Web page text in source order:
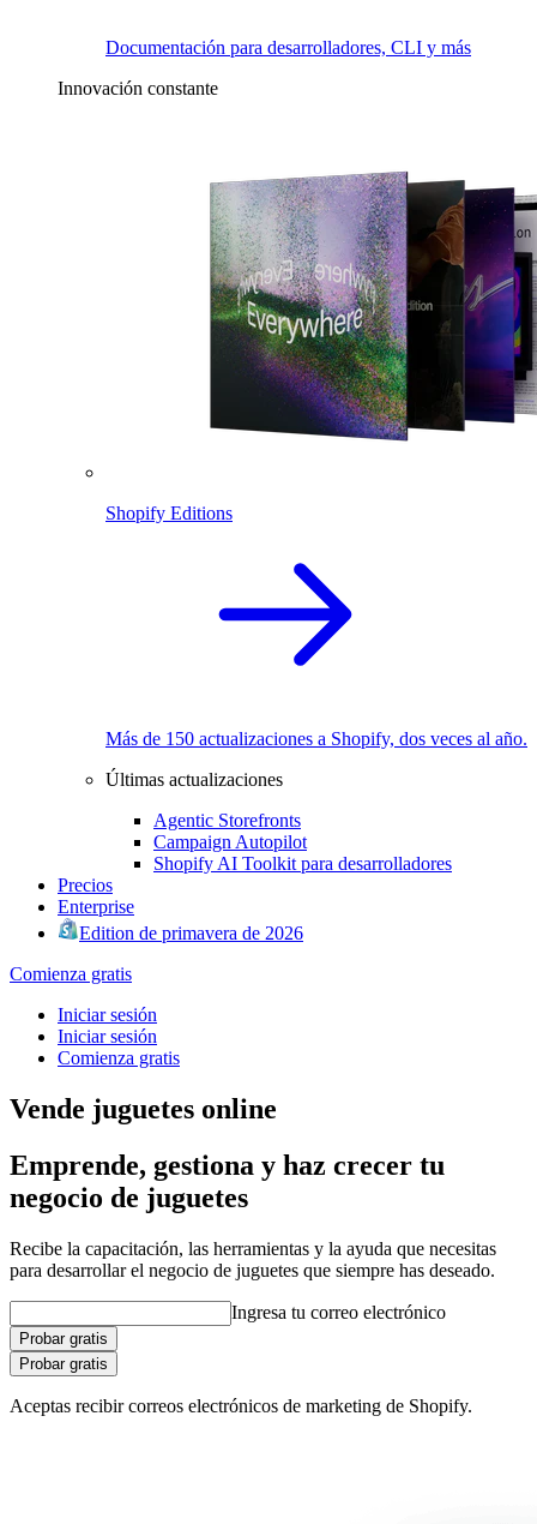
Documentación para desarrolladores, CLI y más
Innovación constante
Shopify Editions
Más de 150 actualizaciones a Shopify, dos veces al año.
Últimas actualizaciones
Agentic Storefronts
Campaign Autopilot
Shopify AI Toolkit para desarrolladores
Precios
Enterprise
Edition de primavera de 2026
Comienza gratis
Iniciar sesión
Iniciar sesión
Comienza gratis
Vende juguetes online
Emprende, gestiona y haz crecer tu
negocio de juguetes
Recibe la capacitación, las herramientas y la ayuda que necesitas
para desarrollar el negocio de juguetes que siempre has deseado.
Ingresa tu correo electrónico
Probar gratis
Probar gratis
Aceptas recibir correos electrónicos de marketing de Shopify.